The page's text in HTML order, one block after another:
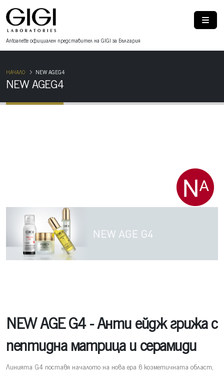
Antoanette oфициален представител на GIGI за България
NEW AGEG4
НАЧАЛО NEW AGEG4
NEW AGE G4 - Анти ейдж грижа с
пептидна матрица и серамиди
Линията G4 поставя началото на нова ера в козметичната област,